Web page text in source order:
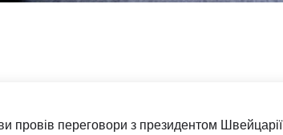
провів переговори з президентом Швейцарії